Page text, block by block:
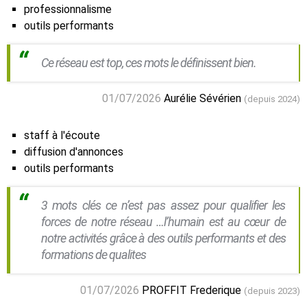
professionnalisme
outils performants
Ce réseau est top, ces mots le définissent bien.
01/07/2026 Aurélie Sévérien (depuis 2024)
staff à l'écoute
diffusion d'annonces
outils performants
3 mots clés ce n’est pas assez pour qualifier les
forces de notre réseau …l’humain est au cœur de
notre activités grâce à des outils performants et des
formations de qualites
01/07/2026 PROFFIT Frederique (depuis 2023)